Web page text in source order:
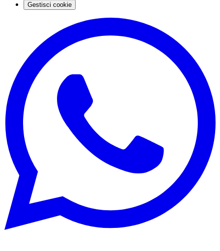
Gestisci cookie